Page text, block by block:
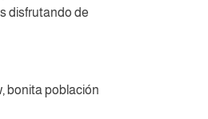
disfrutando de
bonita población